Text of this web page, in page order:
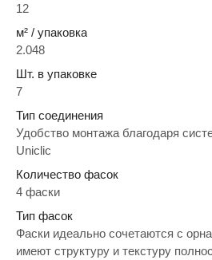
12
м² / упаковка
2.048
Шт. в упаковке
7
Тип соединения
Удобство монтажа благодаря
Uniclic
Количество фасок
4 фаски
Тип фасок
Фаски идеально сочетаются с
имеют структуру и текстуру